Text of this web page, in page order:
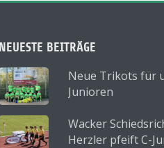
NEUESTE BEITRÄGE
Neue Trikots für
Junioren
Wacker
Herzler pfeift C-